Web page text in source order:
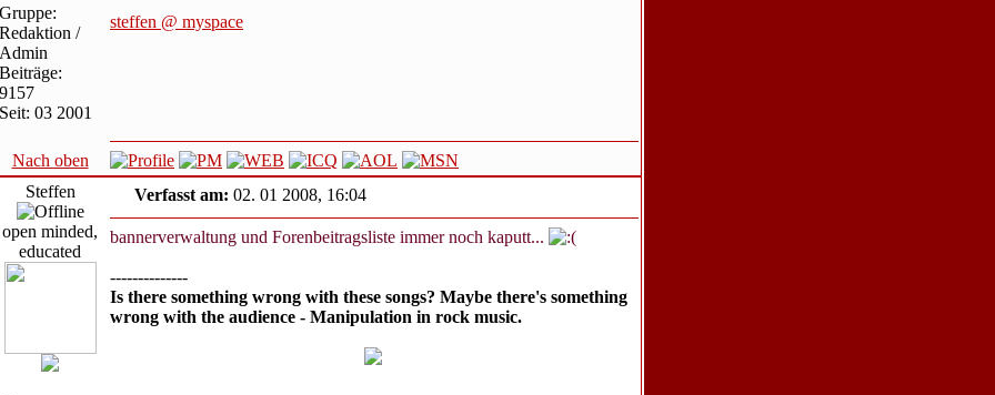
Gruppe:
Redaktion /
Admin
Beiträge:
9157
Seit: 03 2001
steffen @ myspace
Nach oben
Steffen
open minded,
educated
Verfasst am: 02. 01 2008, 16:04
bannerverwaltung und Forenbeitragsliste immer noch kaputt...
--------------
Is there something wrong with these songs? Maybe there's something
wrong with the audience - Manipulation in rock music.